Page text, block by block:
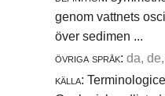
genom vattnets
över sedimen ...
övriga språk: da,
källa: